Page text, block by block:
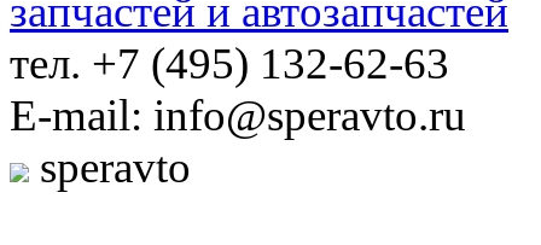
тел. +7 (495) 132-62-63
E-mail: info@speravto.ru
speravto